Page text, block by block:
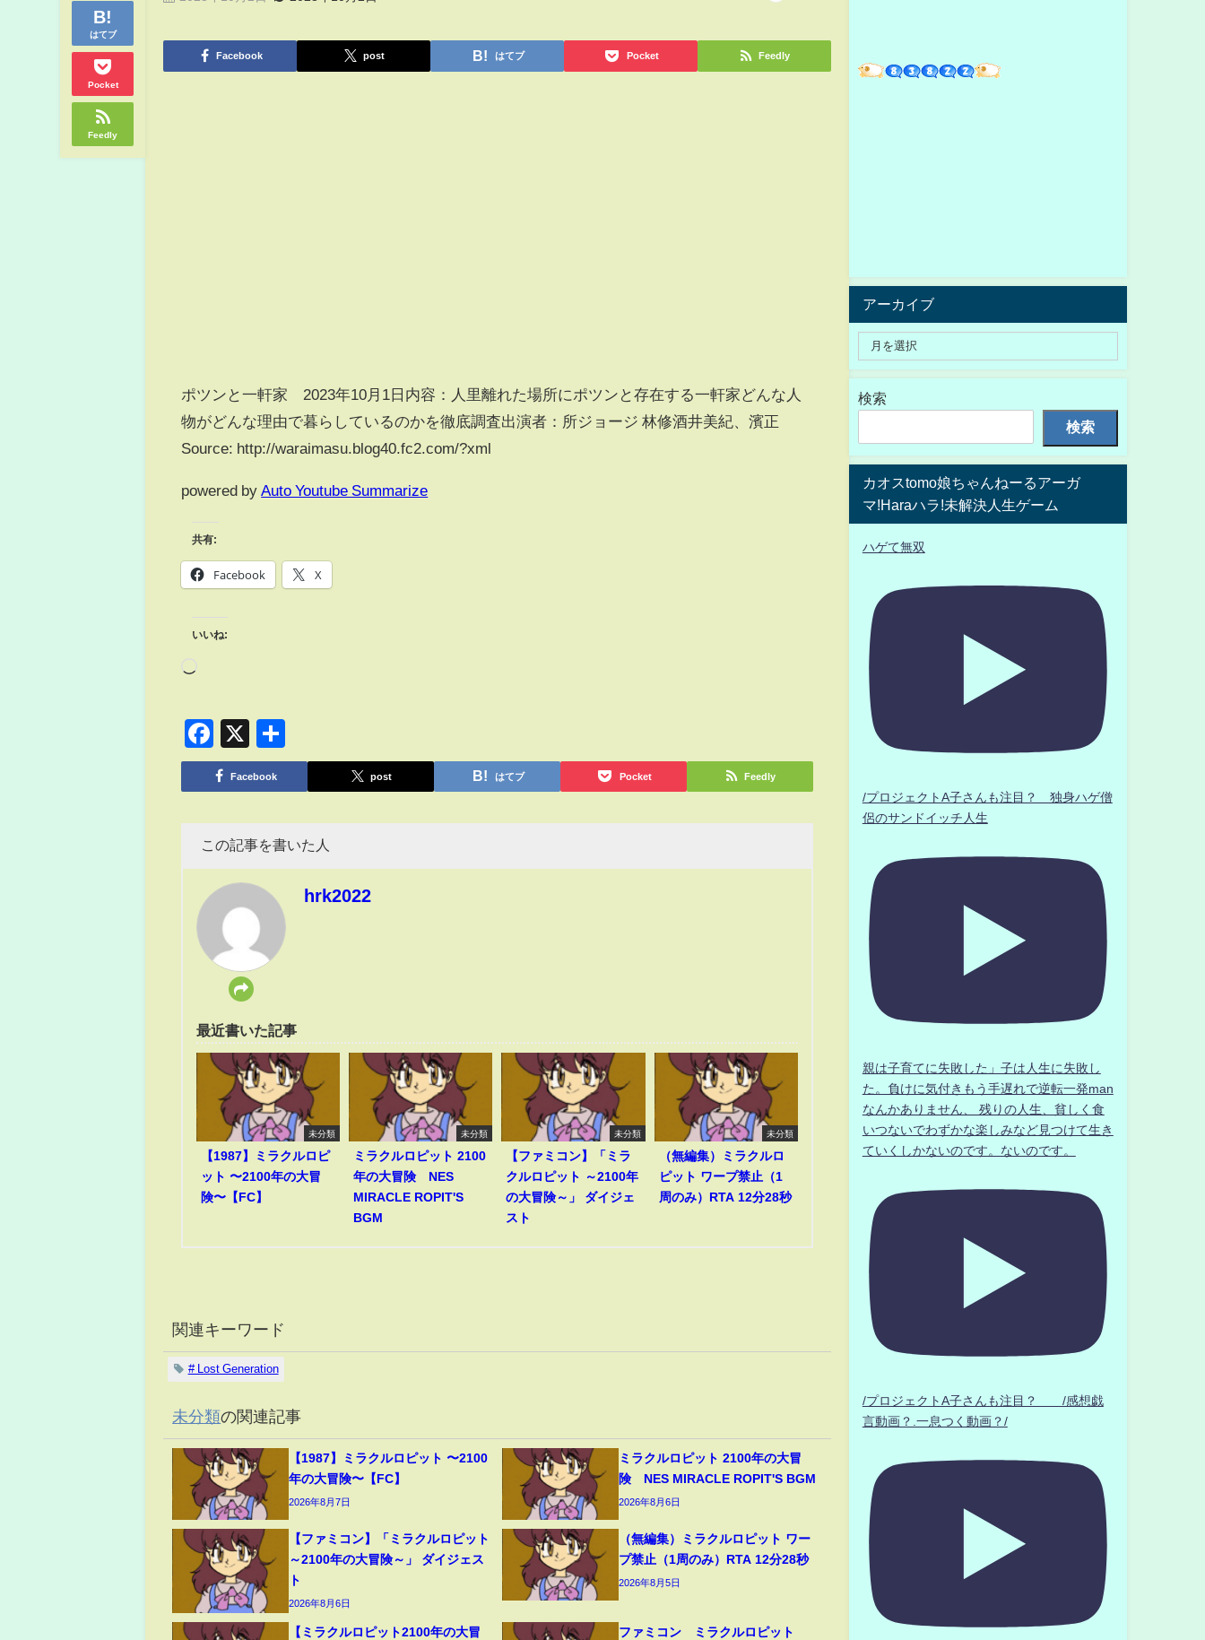
はてブ
Pocket
Feedly
Facebook post はてブ Pocket Feedly
ポツンと一軒家 2023年10月1日内容：人里離れた場所にポツンと存在する一軒家どんな人
物がどんな理由で暮らしているのかを徹底調査出演者：所ジョージ 林修酒井美紀、濱正
Source: http://waraimasu.blog40.fc2.com/?xml
powered by Auto Youtube Summarize
共有:
Facebook X
いいね:
Facebook
X
有
Facebook post はてブ Pocket Feedly
この記事を書いた人
hrk2022
最近書いた記事
未分類
【1987】ミラクルロピ
ット 〜2100年の大冒
険〜【FC】
未分類
ミラクルロピット 2100
年の大冒険 NES
MIRACLE ROPIT'S
BGM
未分類
【ファミコン】「ミラ
クルロピット ～2100年
の大冒険～」 ダイジェ
スト
未分類
（無編集）ミラクルロ
ピット ワープ禁止（1
周のみ）RTA 12分28秒
関連キーワード
# Lost Generation
未分類の関連記事
【1987】ミラクルロピット 〜2100
年の大冒険〜【FC】
2026年8月7日
ミラクルロピット 2100年の大冒
険 NES MIRACLE ROPIT'S BGM
2026年8月6日
【ファミコン】「ミラクルロピット
～2100年の大冒険～」 ダイジェス
ト
2026年8月6日
（無編集）ミラクルロピット ワー
プ禁止（1周のみ）RTA 12分28秒
2026年8月5日
【ミラクルロピット2100年の大冒
ファミコン ミラクルロピット
アーカイブ
検索
検索
カオスtomo娘ちゃんねーるアーガ
マ!Haraハラ!未解決人生ゲーム
ハゲて無双
/プロジェクトA子さんも注目？ 独身ハゲ僧
侶のサンドイッチ人生
親は子育てに失敗した」子は人生に失敗し
た。負けに気付きもう手遅れで逆転一発man
なんかありません、 残りの人生、貧しく食
いつないでわずかな楽しみなど見つけて生き
ていくしかないのです。ないのです。
/プロジェクトA子さんも注目？ /感想戯
言動画？.一息つく動画？/